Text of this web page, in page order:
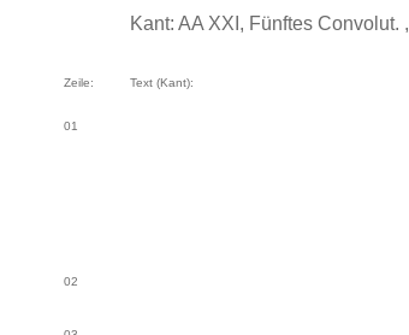
Kant: AA XXI, Fünftes Convolut. ,
Zeile: Text (Kant):
01
02